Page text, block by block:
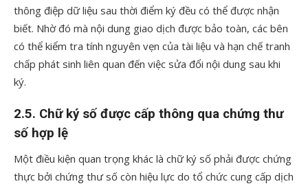
thông điệp dữ liệu sau thời điểm ký đều có thể được nhận
biết. Nhờ đó mà nội dung giao dịch được bảo toàn, các bên
có thể kiểm tra tính nguyên vẹn của tài liệu và hạn chế tranh
chấp phát sinh liên quan đến việc sửa đổi nội dung sau khi
ký.
2.5. Chữ ký số được cấp thông qua chứng thư
số hợp lệ
Một điều kiện quan trọng khác là chữ ký số phải được chứng
thực bởi chứng thư số còn hiệu lực do tổ chức cung cấp dịch